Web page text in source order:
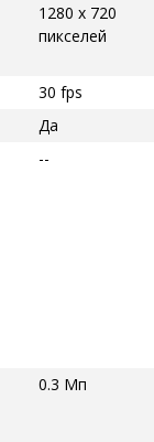
1280 x 720
пикселей
30 fps
Да
--
0.3 Мп